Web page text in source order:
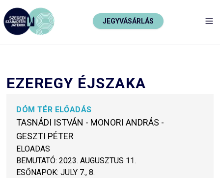
JEGYVÁSÁRLÁS
EZEREGY ÉJSZAKA
DÓM TÉR ELŐADÁS
TASNÁDI ISTVÁN - MONORI ANDRÁS -
GESZTI PÉTER
ELOADAS
BEMUTATÓ: 2023. AUGUSZTUS 11.
ESŐNAPOK: JULY 7., 8.